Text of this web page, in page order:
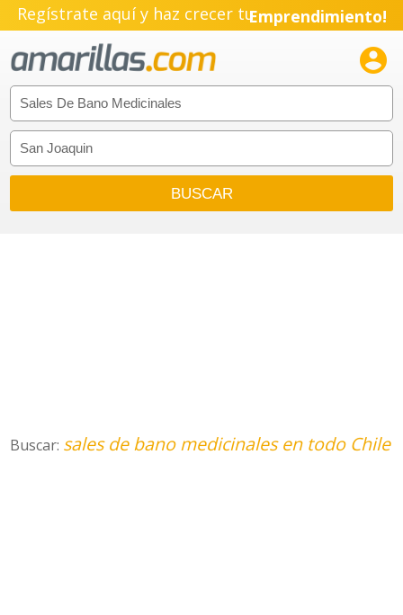
Regístrate aquí y haz crecer tuEmprendimiento!

Buscar: sales de bano medicinales en todo Chile